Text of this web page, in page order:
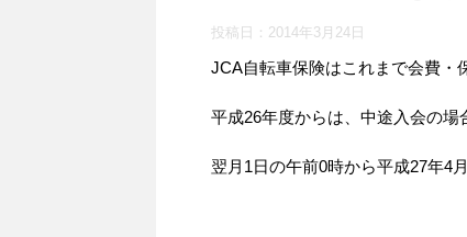
投稿日： 2014年3月24日
JCA自転車保険はこれまで会費・
平成26年度からは、中途入会の
翌月1日の午前0時から平成27年4